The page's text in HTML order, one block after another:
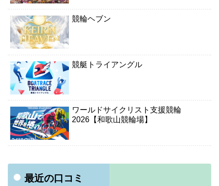
競輪ヘブン
競艇トライアングル
ワールドサイクリスト支援競輪
2026【和歌山競輪場】
最近の口コミ